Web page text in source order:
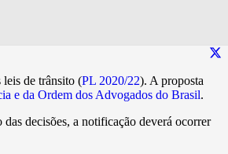
leis de trânsito (PL 2020/22). A proposta
e da Ordem dos Advogados do Brasil.
decisões, a notificação deverá ocorrer